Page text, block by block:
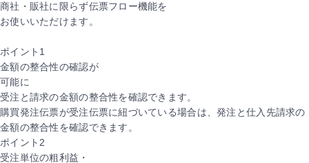
商社・販社に限らず伝票フロー機能を
お使いいただけます。
ポイント 1
金額の整合性の確認が
可能に
受注と請求の金額の整合性を確認できます。
購買発注伝票が受注伝票に紐づいている場合は、発注と仕入先請求の
金額の整合性を確認できます。
ポイント 2
受注単位の粗利益・